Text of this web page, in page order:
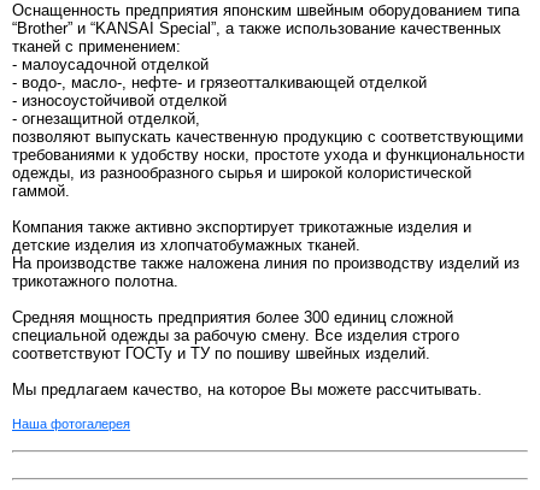
Оснащенность предприятия японским швейным оборудованием типа
“Brother” и “KANSAI Special”, а также использование качественных
тканей с применением:
- малоусадочной отделкой
- водо-, масло-, нефте- и грязеотталкивающей отделкой
- износоустойчивой отделкой
- огнезащитной отделкой,
позволяют выпускать качественную продукцию с соответствующими
требованиями к удобству носки, простоте ухода и функциональности
одежды, из разнообразного сырья и широкой колористической
гаммой.
Компания также активно экспортирует трикотажные изделия и
детские изделия из хлопчатобумажных тканей.
На производстве также наложена линия по производству изделий из
трикотажного полотна.
Средняя мощность предприятия более 300 единиц сложной
специальной одежды за рабочую смену. Все изделия строго
соответствуют ГОСТу и ТУ по пошиву швейных изделий.
Мы предлагаем качество, на которое Вы можете рассчитывать.
Наша фотогалерея